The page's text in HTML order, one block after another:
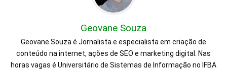
Geovane Souza
Geovane Souza é Jornalista e especialista em criação de
conteúdo na internet, ações de SEO e marketing digital. Nas
horas vagas é Universitário de Sistemas de Informação no IFBA